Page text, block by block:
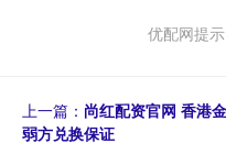
优配网提
上一篇： 尚红配资官网 香港
弱方兑换保证